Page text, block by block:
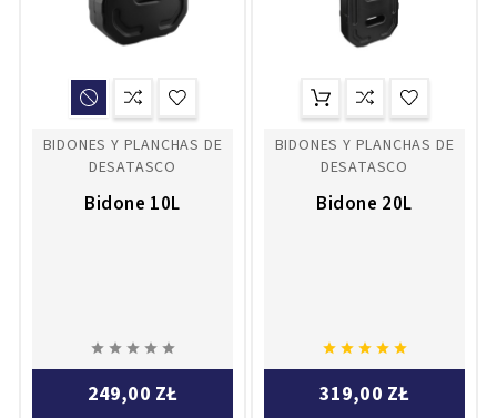
BIDONES Y PLANCHAS DE
DESATASCO
Bidone 10L
    
249,00 ZŁ
BIDONES Y PLANCHAS DE
DESATASCO
Bidone 20L
    
319,00 ZŁ